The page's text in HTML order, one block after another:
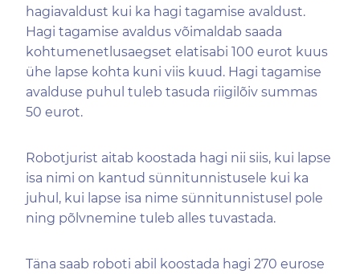
hagiavaldust kui ka hagi tagamise avaldust.
Hagi tagamise avaldus võimaldab saada
kohtumenetlusaegset elatisabi 100 eurot kuus
ühe lapse kohta kuni viis kuud. Hagi tagamise
avalduse puhul tuleb tasuda riigilõiv summas
50 eurot.
Robotjurist aitab koostada hagi nii siis, kui lapse
isa nimi on kantud sünnitunnistusele kui ka
juhul, kui lapse isa nime sünnitunnistusel pole
ning põlvnemine tuleb alles tuvastada.
Täna saab roboti abil koostada hagi 270 eurose